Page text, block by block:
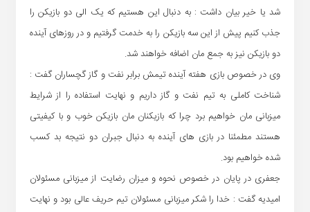
شد یا خیر بیان داشت : به دنبال این هستیم که یک الی دو بازیکن را
جذب کنیم پیش از این سه بازیکن را به خدمت گرفتیم و در روزهای آینده
دو بازیکن نیز به جمع مان اضافه خواهند شد.
وی در خصوص بازی هفته آینده تیمش برابر نفت و گاز گچساران گفت :
شناخت کاملی به تیم نفت و گاز داریم و نهایت استفاده را از شرایط
میزبانی مان خواهیم برد چرا که بازیکنان مان بازیکن خوب و با کیفیتی
هستند مطمئنا در بازی های آینده به دنبال جبران دو نتیجه بد کسب
شده خواهیم بود.
جعفری در پایان در خصوص نحوه و میزان رضایت از میزبانی مسئولان
امیدیه گفت : خدا را شکر میزبانی مسئولان تیم حریف عالی بود و نهایت